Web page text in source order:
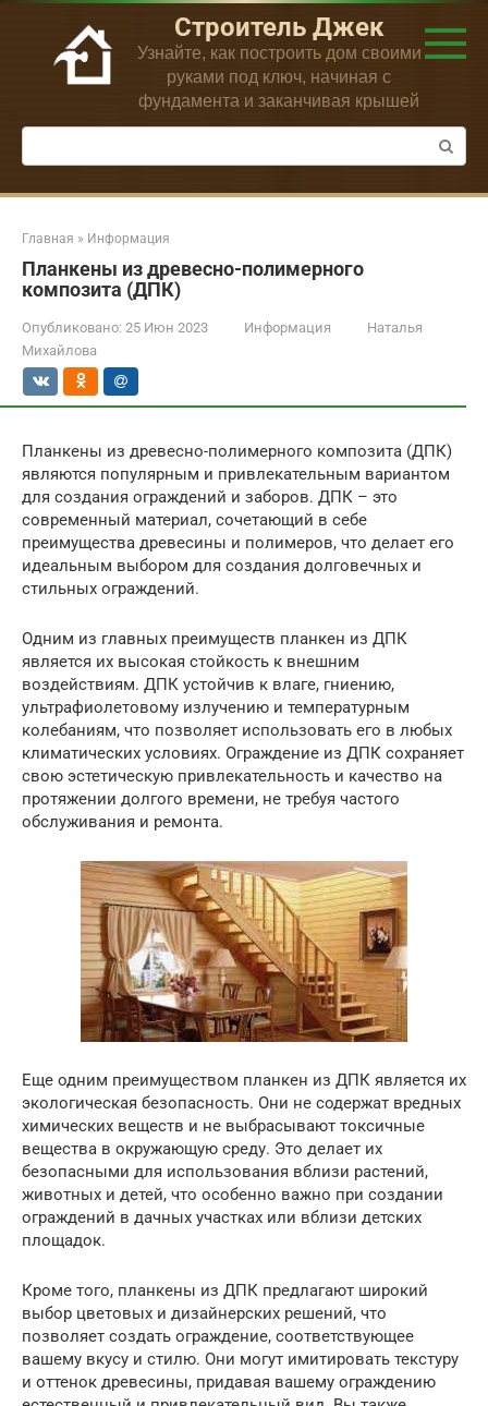
Перейти
контенту
Строитель Джек
Узнайте, как построить дом своими
руками под ключ, начиная с
фундамента и заканчивая крышей
Поиск:
Главная » Информация
Планкены из древесно-полимерного
композита (ДПК)
Опубликовано: 25 Июн 2023 Информация
Наталья
Михайлова
Планкены из древесно-полимерного композита (ДПК)
являются популярным и привлекательным вариантом
для создания ограждений и заборов. ДПК – это
современный материал, сочетающий в себе
преимущества древесины и полимеров, что делает его
идеальным выбором для создания долговечных и
стильных ограждений.
Одним из главных преимуществ планкен из ДПК
является их высокая стойкость к внешним
воздействиям. ДПК устойчив к влаге, гниению,
ультрафиолетовому излучению и температурным
колебаниям, что позволяет использовать его в любых
климатических условиях. Ограждение из ДПК сохраняет
свою эстетическую привлекательность и качество на
протяжении долгого времени, не требуя частого
обслуживания и ремонта.
Еще одним преимуществом планкен из ДПК является их
экологическая безопасность. Они не содержат вредных
химических веществ и не выбрасывают токсичные
вещества в окружающую среду. Это делает их
безопасными для использования вблизи растений,
животных и детей, что особенно важно при создании
ограждений в дачных участках или вблизи детских
площадок.
Кроме того, планкены из ДПК предлагают широкий
выбор цветовых и дизайнерских решений, что
позволяет создать ограждение, соответствующее
вашему вкусу и стилю. Они могут имитировать текстуру
и оттенок древесины, придавая вашему ограждению